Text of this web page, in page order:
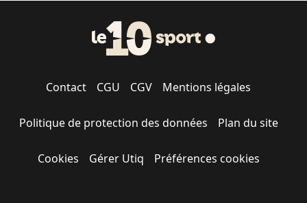
Contact CGU CGV Mentions légales
Politique de protection des données Plan du site
Cookies Gérer Utiq Préférences cookies